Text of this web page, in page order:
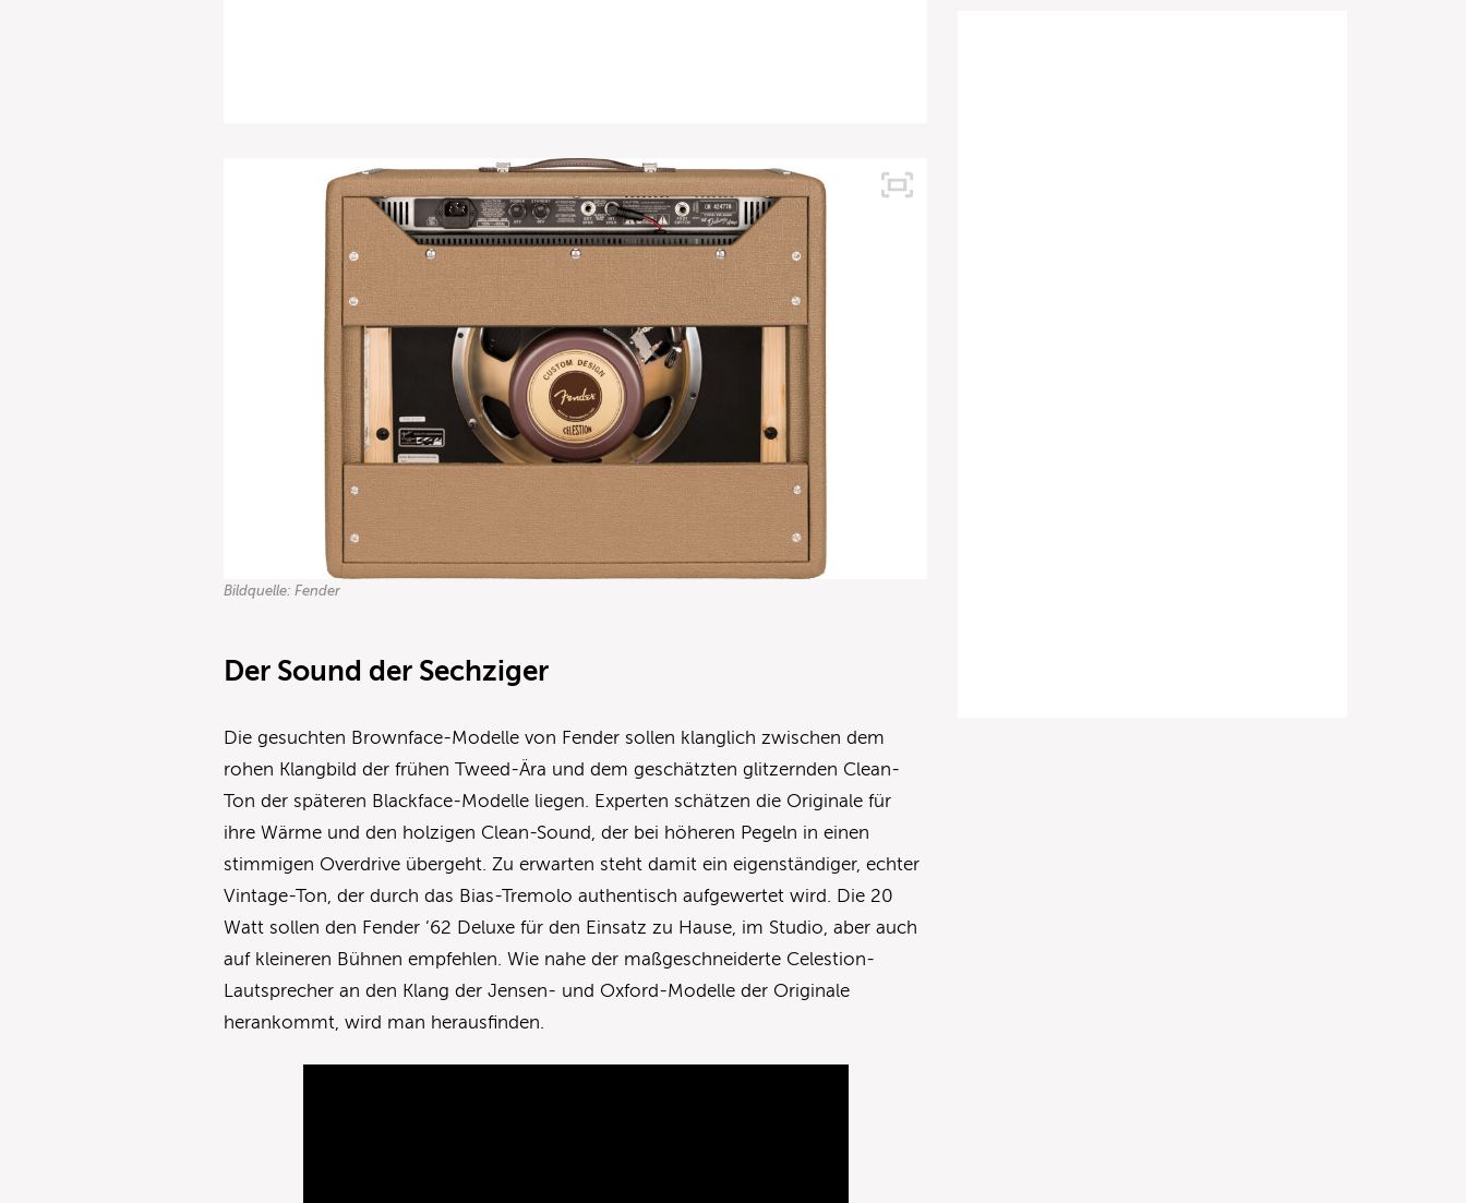
Bildquelle: Fender
Der Sound der Sechziger
Die gesuchten Brownface-Modelle von Fender sollen klanglich zwischen dem
rohen Klangbild der frühen Tweed-Ära und dem geschätzten glitzernden Clean-
Ton der späteren Blackface-Modelle liegen. Experten schätzen die Originale für
ihre Wärme und den holzigen Clean-Sound, der bei höheren Pegeln in einen
stimmigen Overdrive übergeht. Zu erwarten steht damit ein eigenständiger, echter
Vintage-Ton, der durch das Bias-Tremolo authentisch aufgewertet wird. Die 20
Watt sollen den Fender ’62 Deluxe für den Einsatz zu Hause, im Studio, aber auch
auf kleineren Bühnen empfehlen. Wie nahe der maßgeschneiderte Celestion-
Lautsprecher an den Klang der Jensen- und Oxford-Modelle der Originale
herankommt, wird man herausfinden.